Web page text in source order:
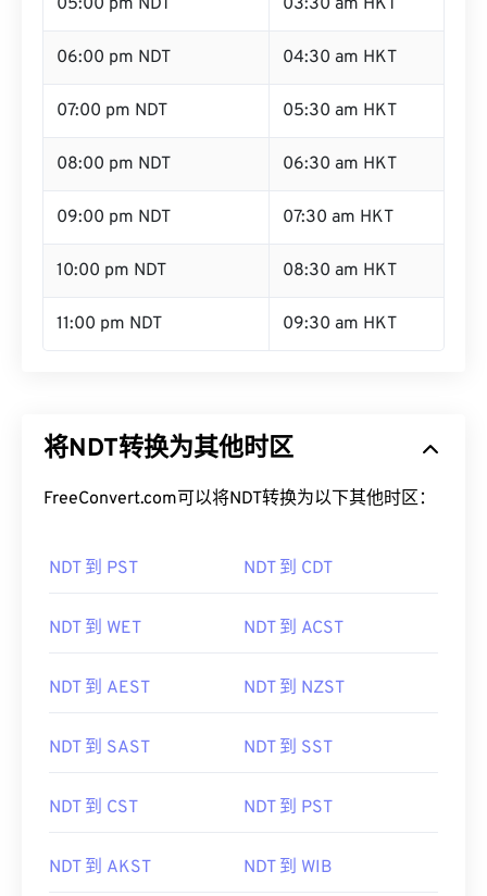
05:00 pm NDT 03:30 am HKT
06:00 pm NDT 04:30 am HKT
07:00 pm NDT 05:30 am HKT
08:00 pm NDT 06:30 am HKT
09:00 pm NDT 07:30 am HKT
10:00 pm NDT 08:30 am HKT
11:00 pm NDT 09:30 am HKT
将NDT转换为其他时区
FreeConvert.com可以将NDT转换为以下其他时区：
NDT 到 PST NDT 到 CDT
NDT 到 WET NDT 到 ACST
NDT 到 AEST NDT 到 NZST
NDT 到 SAST NDT 到 SST
NDT 到 CST NDT 到 PST
NDT 到 AKST NDT 到 WIB